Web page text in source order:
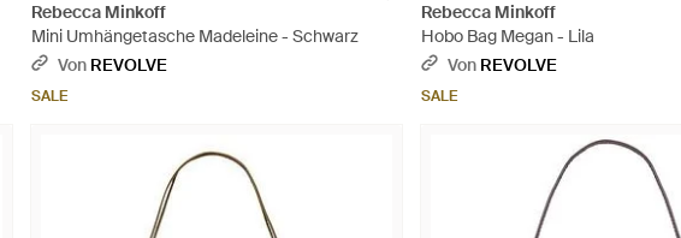
Rebecca Minkoff
Mini Umhängetasche Madeleine - Schwarz
Von REVOLVE
SALE
Rebecca Minkoff
Hobo Bag Megan - Lila
Von REVOLVE
SALE